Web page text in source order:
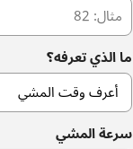
ما الذي تعرفه؟
سرعة المشي